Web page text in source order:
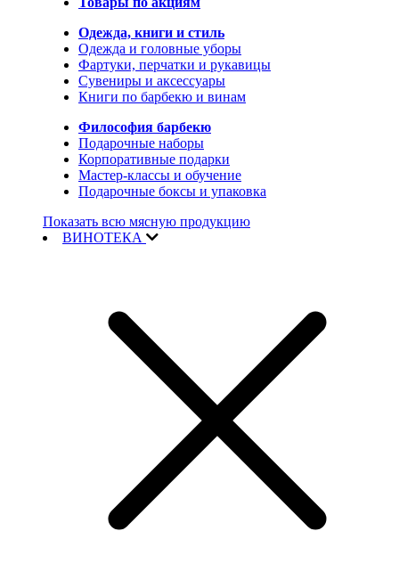
Одежда, книги и стиль
Одежда и головные уборы
Фартуки, перчатки и рукавицы
Сувениры и аксессуары
Книги по барбекю и винам
Философия барбекю
Подарочные наборы
Корпоративные подарки
Мастер-классы и обучение
Подарочные боксы и упаковка
Показать всю мясную продукцию
ВИНОТЕКА